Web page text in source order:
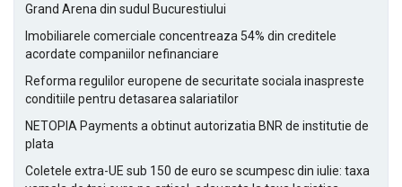
Grand Arena din sudul Bucurestiului
Imobiliarele comerciale concentreaza 54% din creditele
acordate companiilor nefinanciare
Reforma regulilor europene de securitate sociala inaspreste
conditiile pentru detasarea salariatilor
NETOPIA Payments a obtinut autorizatia BNR de institutie de
plata
Coletele extra-UE sub 150 de euro se scumpesc din iulie: taxa